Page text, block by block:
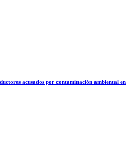
acusados por contaminación ambiental en